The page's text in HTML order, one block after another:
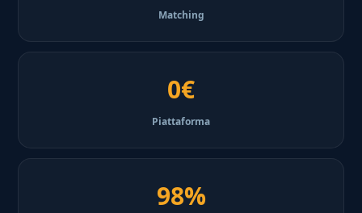
Matching
0€
Piattaforma
98%